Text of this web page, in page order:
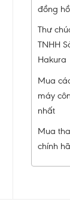
đồng
Thư
TNHH
Hakura
Mua
máy
nhất
Mua
chính